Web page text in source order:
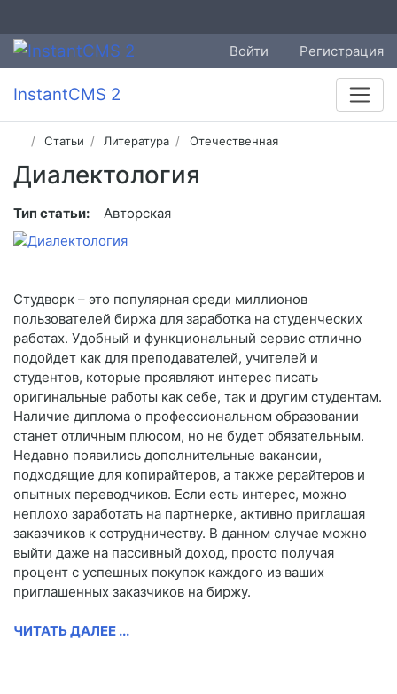
Войти Регистрация
InstantCMS 2
Статьи Литература Отечественная
Диалектология
Тип статьи: Авторская
Студворк – это популярная среди миллионов
пользователей биржа для заработка на студенческих
работах. Удобный и функциональный сервис отлично
подойдет как для преподавателей, учителей и
студентов, которые проявляют интерес писать
оригинальные работы как себе, так и другим студентам.
Наличие диплома о профессиональном образовании
станет отличным плюсом, но не будет обязательным.
Недавно появились дополнительные вакансии,
подходящие для копирайтеров, а также рерайтеров и
опытных переводчиков. Если есть интерес, можно
неплохо заработать на партнерке, активно приглашая
заказчиков к сотрудничеству. В данном случае можно
выйти даже на пассивный доход, просто получая
процент с успешных покупок каждого из ваших
приглашенных заказчиков на биржу.
ЧИТАТЬ ДАЛЕЕ ...